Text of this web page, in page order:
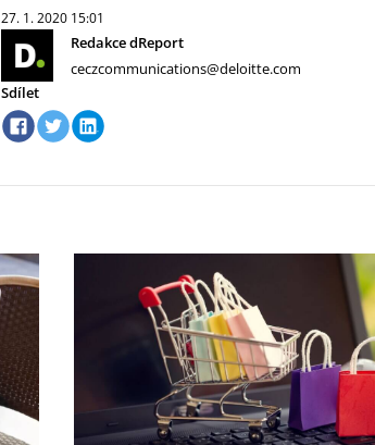
27. 1. 2020 15:01
Redakce dReport
ceczcommunications@deloitte.com
Sdílet